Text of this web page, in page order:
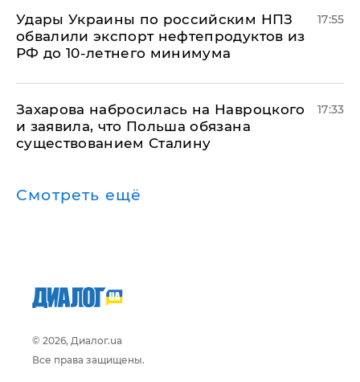
Удары Украины по российским НПЗ
обвалили экспорт нефтепродуктов из
РФ до 10-летнего минимума
17:55
​Захарова набросилась на Навроцкого
и заявила, что Польша обязана
существованием Сталину
17:33
Смотреть ещё
© 2026, Диалог.ua
Все права защищены.